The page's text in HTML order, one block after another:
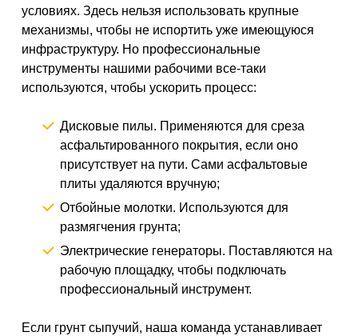
условиях. Здесь нельзя использовать крупные
механизмы, чтобы не испортить уже имеющуюся
инфраструктуру. Но профессиональные
инструменты нашими рабочими все-таки
используются, чтобы ускорить процесс:
Дисковые пилы. Применяются для среза
асфальтированного покрытия, если оно
присутствует на пути. Сами асфальтовые
плиты удаляются вручную;
Отбойные молотки. Используются для
размягчения грунта;
Электрические генераторы. Поставляются на
рабочую площадку, чтобы подключать
профессиональный инструмент.
Если грунт сыпучий, наша команда устанавливает